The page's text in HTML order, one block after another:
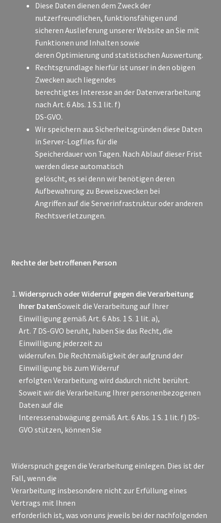
Diese Daten dienen dem Zweck der
nutzerfreundlichen, funktionsfähigen und
sicheren Auslieferung unserer Website an Sie mit
Funktionen und Inhalten sowie
deren Optimierung und statistischen Auswertung.
Rechtsgrundlage hierfür ist unser in den obigen
Zwecken auch liegendes
berechtigtes Interesse an der Datenverarbeitung
nach Art. 6 Abs. 1 S.1 lit. f)
DS-GVO.
Wir speichern aus Sicherheitsgründen diese Daten
in Server-Logfiles für die
Speicherdauer von Tagen. Nach Ablauf dieser Frist
werden diese automatisch
gelöscht, es sei denn wir benötigen deren
Aufbewahrung zu Beweiszwecken bei
Angriffen auf die Serverinfrastruktur oder anderen
Rechtsverletzungen.
Rechte der betroffenen Person
Widerspruch oder Widerruf gegen die Verarbeitung
Ihrer DatenSoweit die Verarbeitung auf Ihrer
Einwilligung gemäß Art. 6 Abs. 1 S. 1 lit. a),
Art. 7 DS-GVO beruht, haben Sie das Recht, die
Einwilligung jederzeit zu
widerrufen. Die Rechtmäßigkeit der aufgrund der
Einwilligung bis zum Widerruf
erfolgten Verarbeitung wird dadurch nicht berührt.
Soweit wir die Verarbeitung Ihrer personenbezogenen
Daten auf die
Interessenabwägung gemäß Art. 6 Abs. 1 S. 1 lit. f) DS-
GVO stützen, können Sie
Widerspruch gegen die Verarbeitung einlegen. Dies ist der
Fall, wenn die
Verarbeitung insbesondere nicht zur Erfüllung eines
Vertrags mit Ihnen
erforderlich ist, was von uns jeweils bei der nachfolgenden